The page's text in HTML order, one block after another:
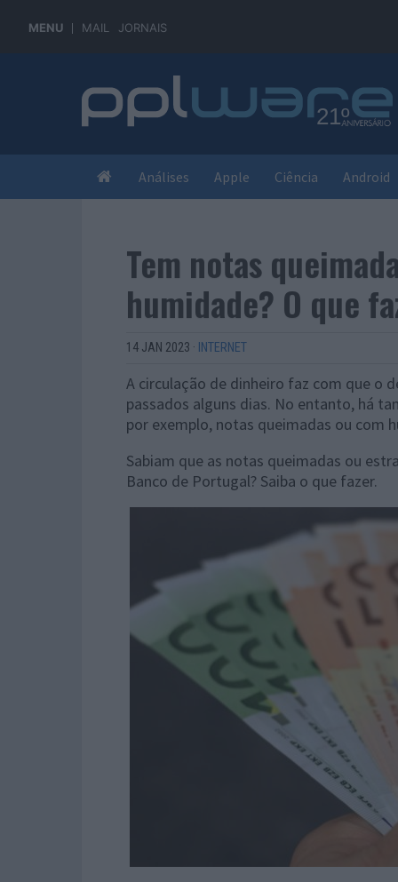
MENU MAIL JORNAIS
Análises Apple Ciência Android
Tem notas
humidade? O que
14 JAN 2023 · INTERNET
A circulação de dinheiro faz com que o
passados alguns dias. No entanto, há
por exemplo, notas queimadas ou com
Sabiam que as notas queimadas ou
Banco de Portugal? Saiba o que fazer.